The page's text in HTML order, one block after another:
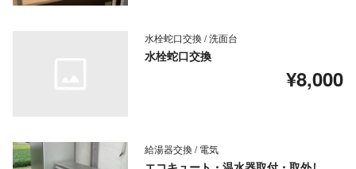
水栓蛇口交換 / 洗面台
水栓蛇口交換
¥8,000
給湯器交換 / 電気